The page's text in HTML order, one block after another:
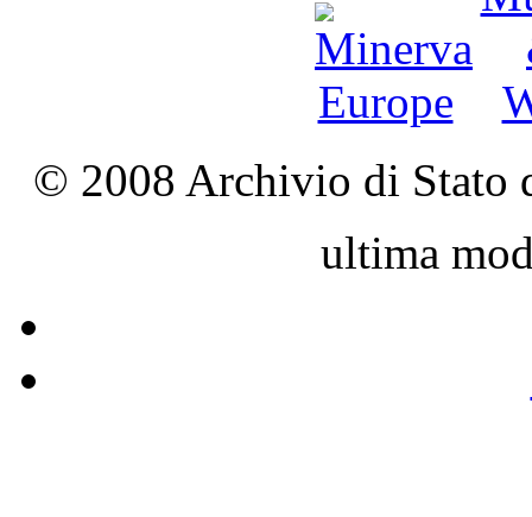
© 2008 Archivio di Stato
ultima